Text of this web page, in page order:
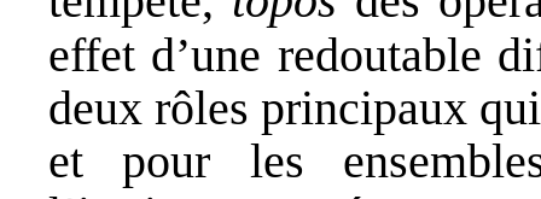
effet d’une redoutable
deux rôles principaux
et pour les